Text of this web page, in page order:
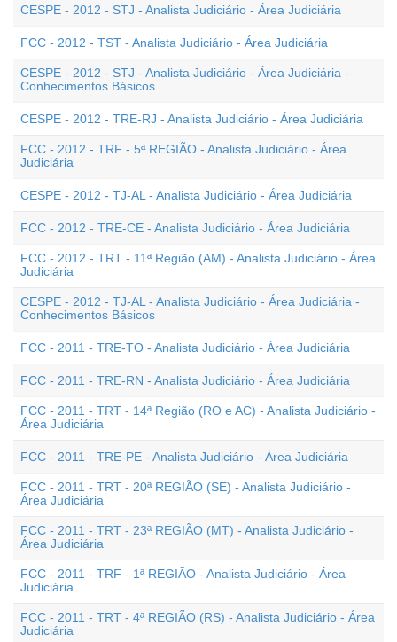
CESPE - 2012 - STJ - Analista Judiciário - Área Judiciária
FCC - 2012 - TST - Analista Judiciário - Área Judiciária
CESPE - 2012 - STJ - Analista Judiciário - Área Judiciária -
Conhecimentos Básicos
CESPE - 2012 - TRE-RJ - Analista Judiciário - Área Judiciária
FCC - 2012 - TRF - 5ª REGIÃO - Analista Judiciário - Área
Judiciária
CESPE - 2012 - TJ-AL - Analista Judiciário - Área Judiciária
FCC - 2012 - TRE-CE - Analista Judiciário - Área Judiciária
FCC - 2012 - TRT - 11ª Região (AM) - Analista Judiciário - Área
Judiciária
CESPE - 2012 - TJ-AL - Analista Judiciário - Área Judiciária -
Conhecimentos Básicos
FCC - 2011 - TRE-TO - Analista Judiciário - Área Judiciária
FCC - 2011 - TRE-RN - Analista Judiciário - Área Judiciária
FCC - 2011 - TRT - 14ª Região (RO e AC) - Analista Judiciário -
Área Judiciária
FCC - 2011 - TRE-PE - Analista Judiciário - Área Judiciária
FCC - 2011 - TRT - 20ª REGIÃO (SE) - Analista Judiciário -
Área Judiciária
FCC - 2011 - TRT - 23ª REGIÃO (MT) - Analista Judiciário -
Área Judiciária
FCC - 2011 - TRF - 1ª REGIÃO - Analista Judiciário - Área
Judiciária
FCC - 2011 - TRT - 4ª REGIÃO (RS) - Analista Judiciário - Área
Judiciária